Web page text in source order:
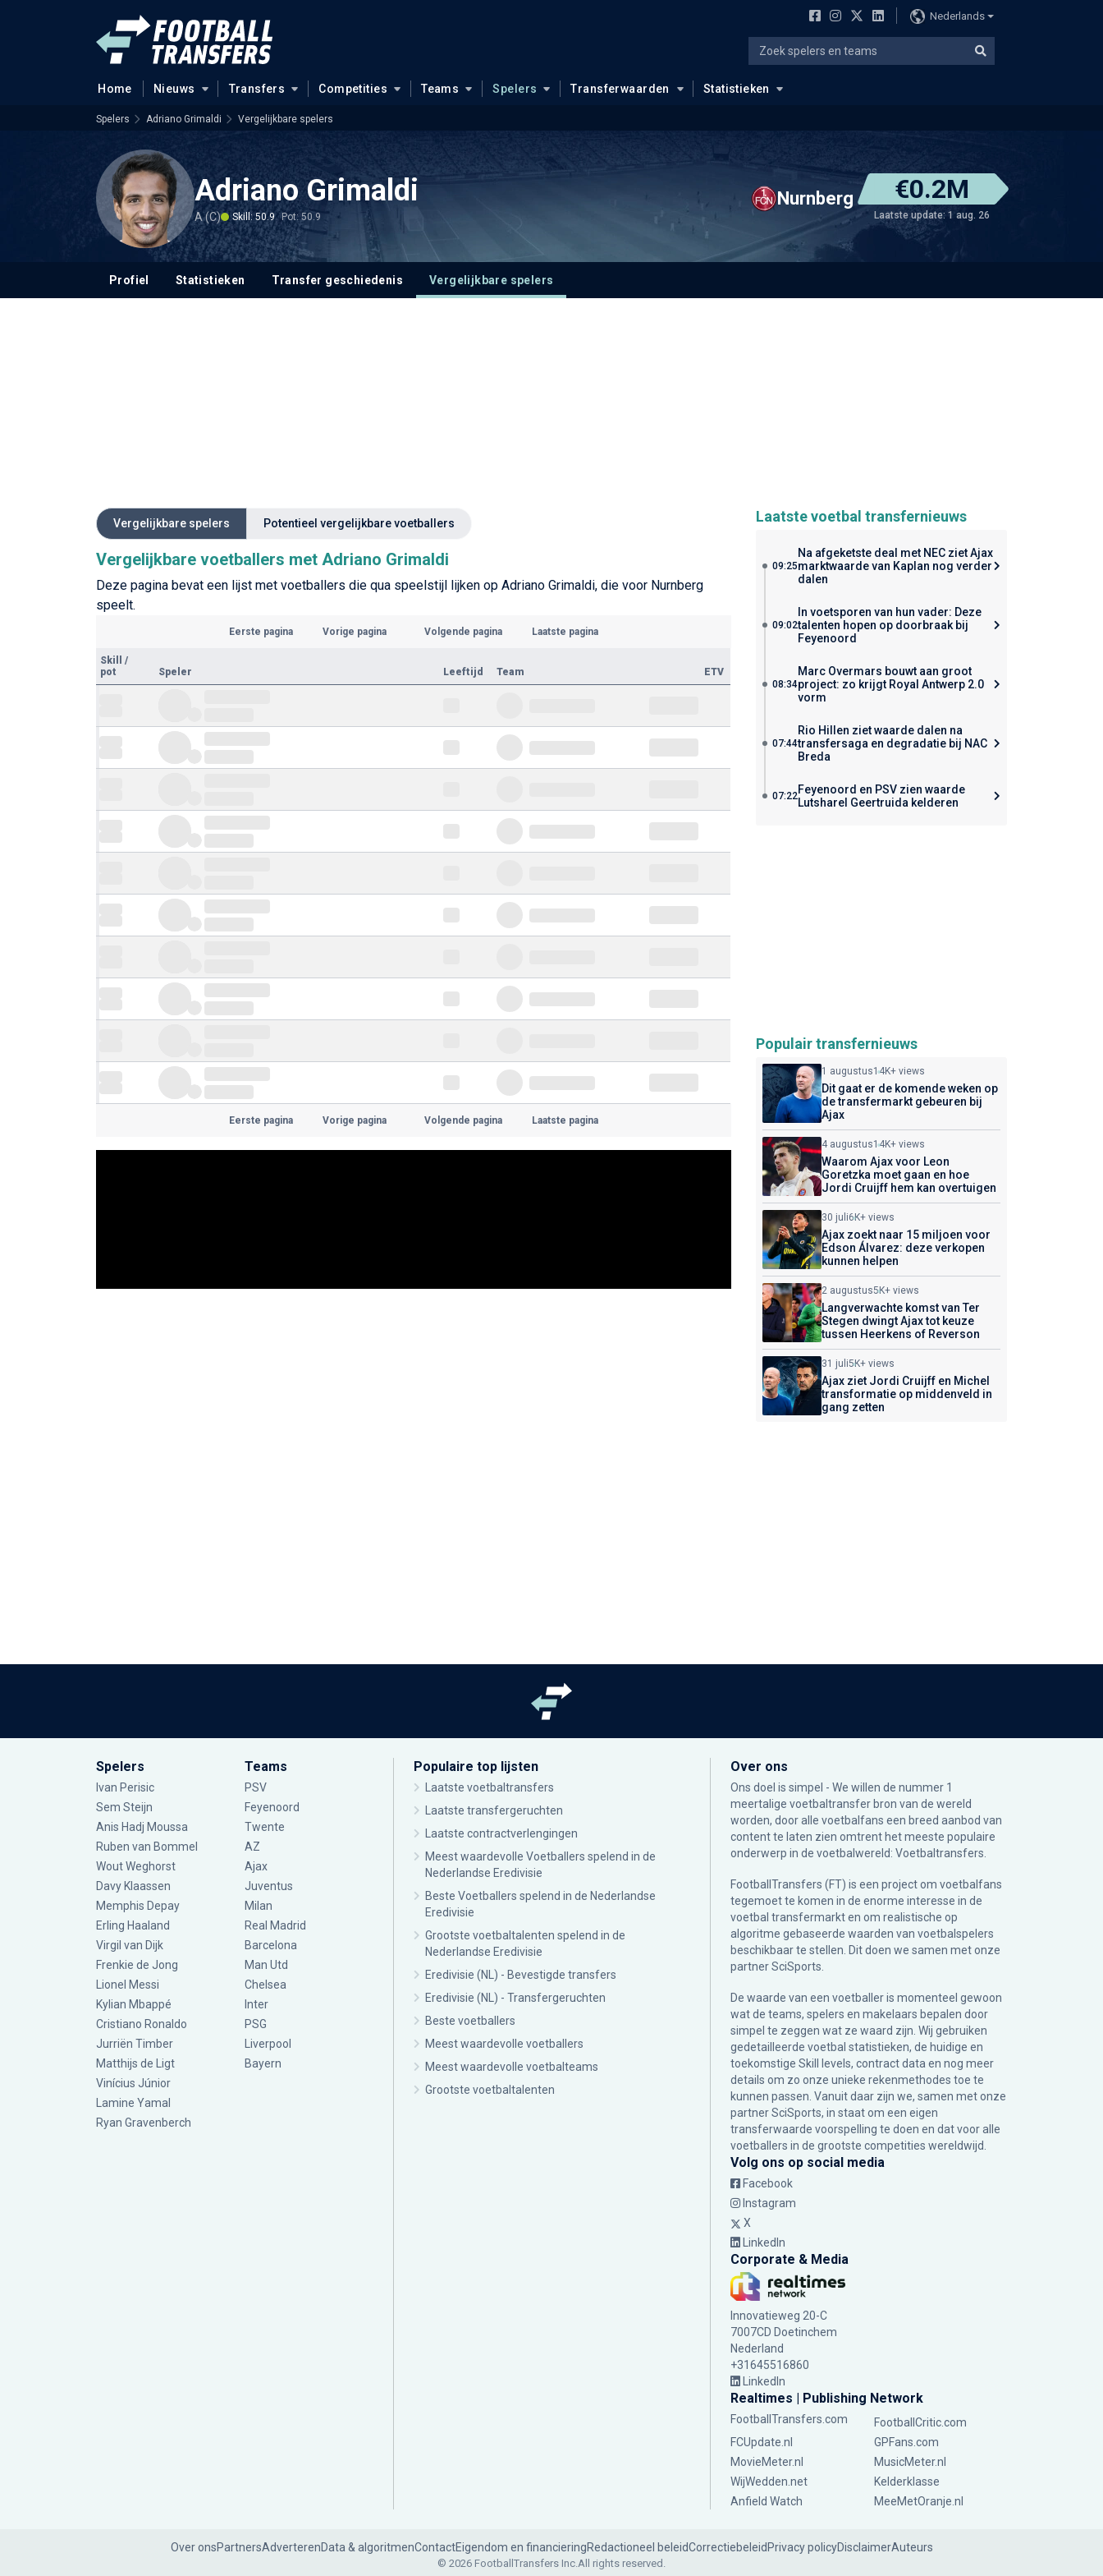
Nederlands
Home Nieuws Transfers Competities Teams Spelers Transferwaarden Statistieken
Spelers Adriano Grimaldi Vergelijkbare spelers
Adriano Grimaldi
A (C) Skill: 50.9 Pot: 50.9
Nurnberg €0.2M
Laatste update: 1 aug. 26
Profiel Statistieken Transfer geschiedenis Vergelijkbare spelers
Vergelijkbare spelers Potentieel vergelijkbare voetballers
Vergelijkbare voetballers met Adriano Grimaldi
Deze pagina bevat een lijst met voetballers die qua speelstijl lijken op Adriano Grimaldi, die voor Nurnberg
speelt.
Eerste pagina Vorige pagina Volgende pagina Laatste pagina
Skill
/
pot
Speler Leeftijd Team ETV
Eerste pagina Vorige pagina Volgende pagina Laatste pagina
Laatste voetbal transfernieuws
09:25
Na afgeketste deal met NEC ziet Ajax
marktwaarde van Kaplan nog verder
dalen
09:02
In voetsporen van hun vader: Deze
talenten hopen op doorbraak bij
Feyenoord
08:34
Marc Overmars bouwt aan groot
project: zo krijgt Royal Antwerp 2.0
vorm
07:44
Rio Hillen ziet waarde dalen na
transfersaga en degradatie bij NAC
Breda
07:22Feyenoord en PSV zien waarde
Lutsharel Geertruida kelderen
Populair transfernieuws
1 augustus14K+ views
Dit gaat er de komende weken op
de transfermarkt gebeuren bij
Ajax
4 augustus14K+ views
Waarom Ajax voor Leon
Goretzka moet gaan en hoe
Jordi Cruijff hem kan overtuigen
30 juli6K+ views
Ajax zoekt naar 15 miljoen voor
Edson Álvarez: deze verkopen
kunnen helpen
2 augustus5K+ views
Langverwachte komst van Ter
Stegen dwingt Ajax tot keuze
tussen Heerkens of Reverson
31 juli5K+ views
Ajax ziet Jordi Cruijff en Michel
transformatie op middenveld in
gang zetten
Spelers
Ivan Perisic
Sem Steijn
Anis Hadj Moussa
Ruben van Bommel
Wout Weghorst
Davy Klaassen
Memphis Depay
Erling Haaland
Virgil van Dijk
Frenkie de Jong
Lionel Messi
Kylian Mbappé
Cristiano Ronaldo
Jurriën Timber
Matthijs de Ligt
Vinícius Júnior
Lamine Yamal
Ryan Gravenberch
Teams
PSV
Feyenoord
Twente
AZ
Ajax
Juventus
Milan
Real Madrid
Barcelona
Man Utd
Chelsea
Inter
PSG
Liverpool
Bayern
Populaire top lijsten
Laatste voetbaltransfers
Laatste transfergeruchten
Laatste contractverlengingen
Meest waardevolle Voetballers spelend in de
Nederlandse Eredivisie
Beste Voetballers spelend in de Nederlandse
Eredivisie
Grootste voetbaltalenten spelend in de
Nederlandse Eredivisie
Eredivisie (NL) - Bevestigde transfers
Eredivisie (NL) - Transfergeruchten
Beste voetballers
Meest waardevolle voetballers
Meest waardevolle voetbalteams
Grootste voetbaltalenten
Over ons
Ons doel is simpel - We willen de nummer 1
meertalige voetbaltransfer bron van de wereld
worden, door alle voetbalfans een breed aanbod van
content te laten zien omtrent het meeste populaire
onderwerp in de voetbalwereld: Voetbaltransfers.
FootballTransfers (FT) is een project om voetbalfans
tegemoet te komen in de enorme interesse in de
voetbal transfermarkt en om realistische op
algoritme gebaseerde waarden van voetbalspelers
beschikbaar te stellen. Dit doen we samen met onze
partnerSciSports
De waarde van een voetballer is momenteel gewoon
wat de teams, spelers en makelaars bepalen door
simpel te zeggen wat ze waard zijn. Wij gebruiken
gedetailleerde voetbal statistieken, de huidige en
toekomstige Skill levels, contract data en nog meer
details om zo onze unieke rekenmethodes toe te
kunnen passen. Vanuit daar zijn we, samen met onze
partner SciSports, in staat om een eigen
transferwaarde voorspelling te doen en dat voor alle
voetballers in de grootste competities wereldwijd.
Volg ons op social media
Facebook
Instagram
X
LinkedIn
Corporate & Media
Innovatieweg 20-C
7007CD Doetinchem
Nederland
+31645516860
LinkedIn
Realtimes | Publishing Network
FootballTransfers.com
FootballCritic.com
FCUpdate.nl
GPFans.com
MovieMeter.nl
MusicMeter.nl
WijWedden.net
Kelderklasse
Anfield Watch
MeeMetOranje.nl
Over onsPartnersAdverterenData & algoritmenContactEigendom en financieringRedactioneel beleidCorrectiebeleid Privacy policyDisclaimerAuteurs
© 2026 FootballTransfers Inc.All rights reserved.